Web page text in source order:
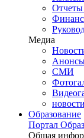
Отчеты
Медиа
СМИ
новости
Образование
Портал
Общая